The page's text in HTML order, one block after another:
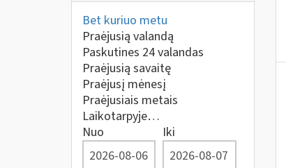
Bet kuriuo metu
Praėjusią valandą
Paskutines 24 valandas
Praėjusią savaitę
Praėjusį mėnesį
Praėjusiais metais
Laikotarpyje…
Nuo
Iki